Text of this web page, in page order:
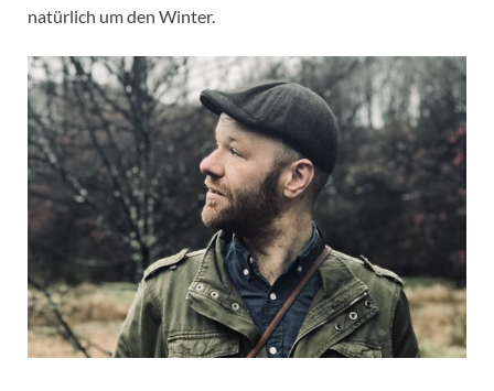
natürlich um den Winter.